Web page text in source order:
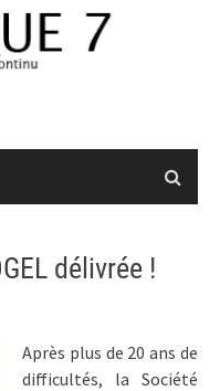
délivrée !
Après plus de 20 ans de
difficultés, la Société